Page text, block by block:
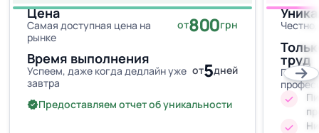
Цена
Самая доступная цена на
рынке
от800грн
Время выполнения
Успеем, даже когда дедлайн уже
завтра
от5дней
Предоставляем отчет об уникальности
труд